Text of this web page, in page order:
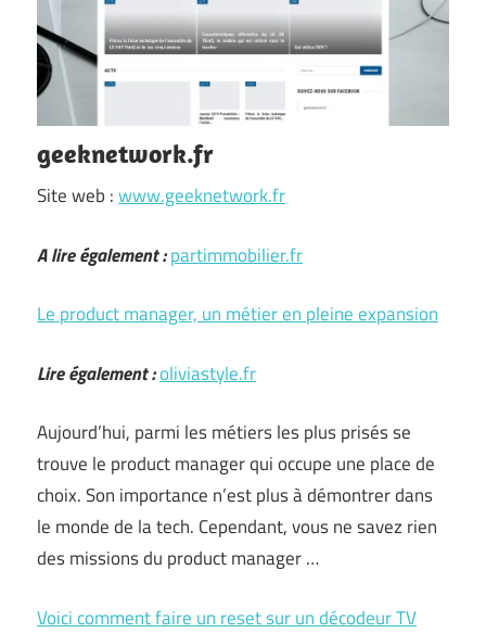
geeknetwork.fr
Site web :www.geeknetwork.fr
A lire également :partimmobilier.fr
Le product manager, un métier en pleine expansion
Lire également :oliviastyle.fr
Aujourd’hui, parmi les métiers les plus prisés se
trouve le product manager qui occupe une place de
choix. Son importance n’est plus à démontrer dans
le monde de la tech. Cependant, vous ne savez rien
des missions du product manager …
Voici comment faire un reset sur un décodeur TV